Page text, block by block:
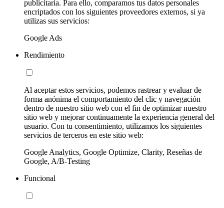
publicitaria. Para ello, comparamos tus datos personales
encriptados con los siguientes proveedores externos, si ya
utilizas sus servicios:
Google Ads
Rendimiento
Al aceptar estos servicios, podemos rastrear y evaluar de
forma anónima el comportamiento del clic y navegación
dentro de nuestro sitio web con el fin de optimizar nuestro
sitio web y mejorar continuamente la experiencia general del
usuario. Con tu consentimiento, utilizamos los siguientes
servicios de terceros en este sitio web:
Google Analytics, Google Optimize, Clarity, Reseñas de
Google, A/B-Testing
Funcional